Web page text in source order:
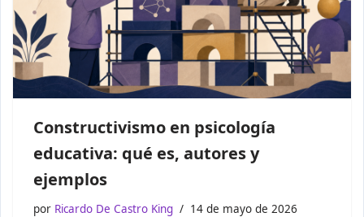
Constructivismo en psicología
educativa: qué es, autores y
ejemplos
por Ricardo De Castro King 14 de mayo de 2026